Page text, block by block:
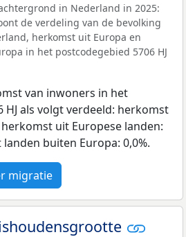
in Nederland in 2025:
de verdeling van de bevolking
herkomst uit Europa en
in het postcodegebied 5706 HJ
van inwoners in het
HJ als volgt verdeeld: herkomst
uit Europese landen:
buiten Europa: 0,0%.
migratie